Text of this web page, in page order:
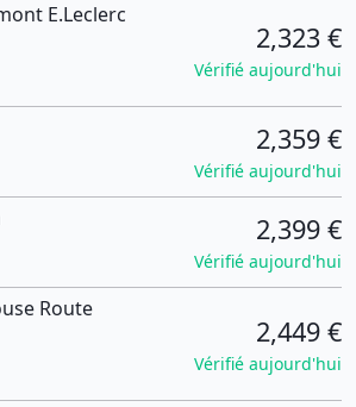
E.Leclerc
2,323 €
Vérifié aujourd'hui
2,359 €
Vérifié aujourd'hui
2,399 €
Vérifié aujourd'hui
Route
2,449 €
Vérifié aujourd'hui